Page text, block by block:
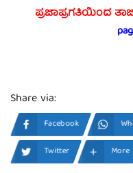
ಪ್ರಜಾಪ್ರಗತಿಯಿಂದ
Share via:
Facebook
Twitter
More